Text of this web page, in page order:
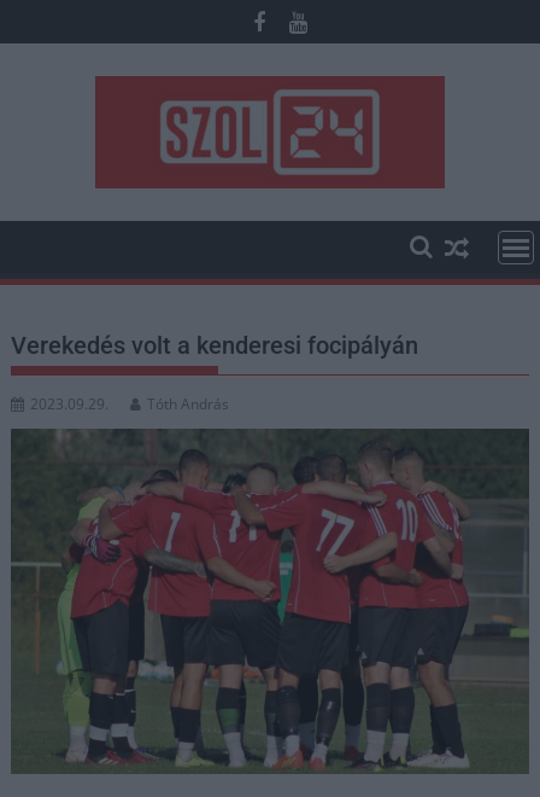
to
Verekedés volt a kenderesi focipályán
2023.09.29. Tóth András